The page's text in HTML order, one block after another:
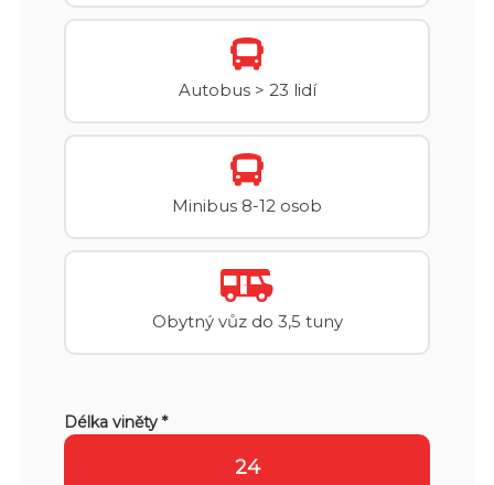
Autobus > 23 lidí
Minibus 8-12 osob
Obytný vůz do 3,5 tuny
Délka viněty *
24